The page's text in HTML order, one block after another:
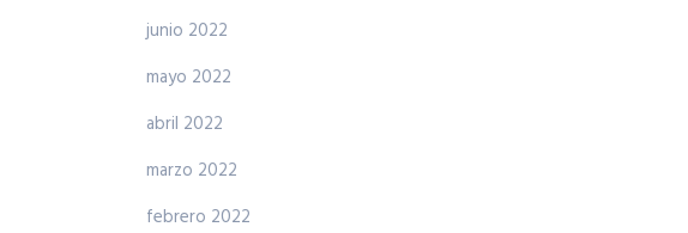
junio 2022
mayo 2022
abril 2022
marzo 2022
febrero 2022